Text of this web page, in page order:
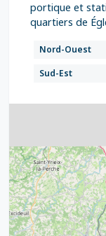
portique et
quartiers de
Nord-Ouest
Sud-Est